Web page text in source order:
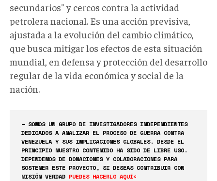
secundarios" y cercos contra la actividad
petrolera nacional. Es una acción previsiva,
ajustada a la evolución del cambio climático,
que busca mitigar los efectos de esta situación
mundial, en defensa y protección del desarrollo
regular de la vida económica y social de la
nación.
— SOMOS UN GRUPO DE INVESTIGADORES INDEPENDIENTES
DEDICADOS A ANALIZAR EL PROCESO DE GUERRA CONTRA
VENEZUELA Y SUS IMPLICACIONES GLOBALES. DESDE EL
PRINCIPIO NUESTRO CONTENIDO HA SIDO DE LIBRE USO.
DEPENDEMOS DE DONACIONES Y COLABORACIONES PARA
SOSTENER ESTE PROYECTO, SI DESEAS CONTRIBUIR CON
MISIÓN VERDAD PUEDES HACERLO AQUÍ<